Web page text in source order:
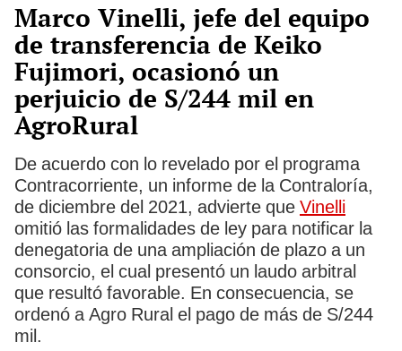
Marco Vinelli, jefe del equipo
de transferencia de Keiko
Fujimori, ocasionó un
perjuicio de S/244 mil en
AgroRural
De acuerdo con lo revelado por el programa
Contracorriente, un informe de la Contraloría,
de diciembre del 2021, advierte que Vinelli
omitió las formalidades de ley para notificar la
denegatoria de una ampliación de plazo a un
consorcio, el cual presentó un laudo arbitral
que resultó favorable. En consecuencia, se
ordenó a Agro Rural el pago de más de S/244
mil.